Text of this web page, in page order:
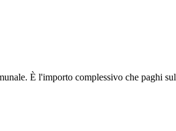
È l'importo complessivo che paghi